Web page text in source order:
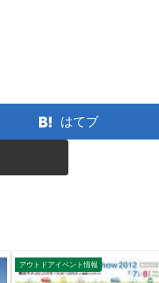
はてブ
アウトドアイベント情報